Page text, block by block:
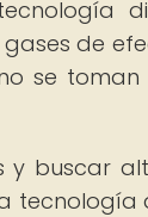
de
se
buscar